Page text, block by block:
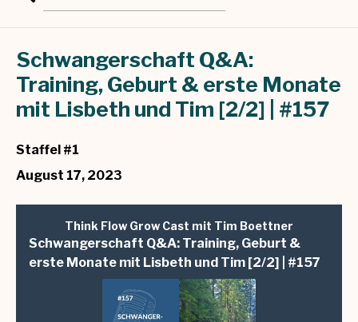
Schwangerschaft Q&A:
Training, Geburt & erste Monate
mit Lisbeth und Tim [2/2] | #157
Staffel #1
August 17, 2023